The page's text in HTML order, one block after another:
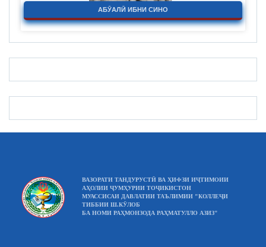
АБӮАЛӢ ИБНИ СИНО
ВАЗОРАТИ ТАНДУРУСТӢ ВА ҲИФЗИ ИҶТИМОИИ
АҲОЛИИ ҶУМҲУРИИ ТОҶИКИСТОН
МУАССИСАИ ДАВЛАТИИ ТАЪЛИМИИ "КОЛЛЕҶИ
ТИББИИ Ш.КӮЛОБ
БА НОМИ РАҲМОНЗОДА РАҲМАТУЛЛО АЗИЗ"